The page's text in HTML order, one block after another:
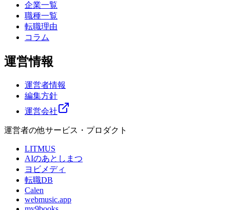
企業一覧
職種一覧
転職理由
コラム
運営情報
運営者情報
編集方針
運営会社
運営者の他サービス・プロダクト
LITMUS
AIのあとしまつ
ヨビメディ
転職DB
Calen
webmusic.app